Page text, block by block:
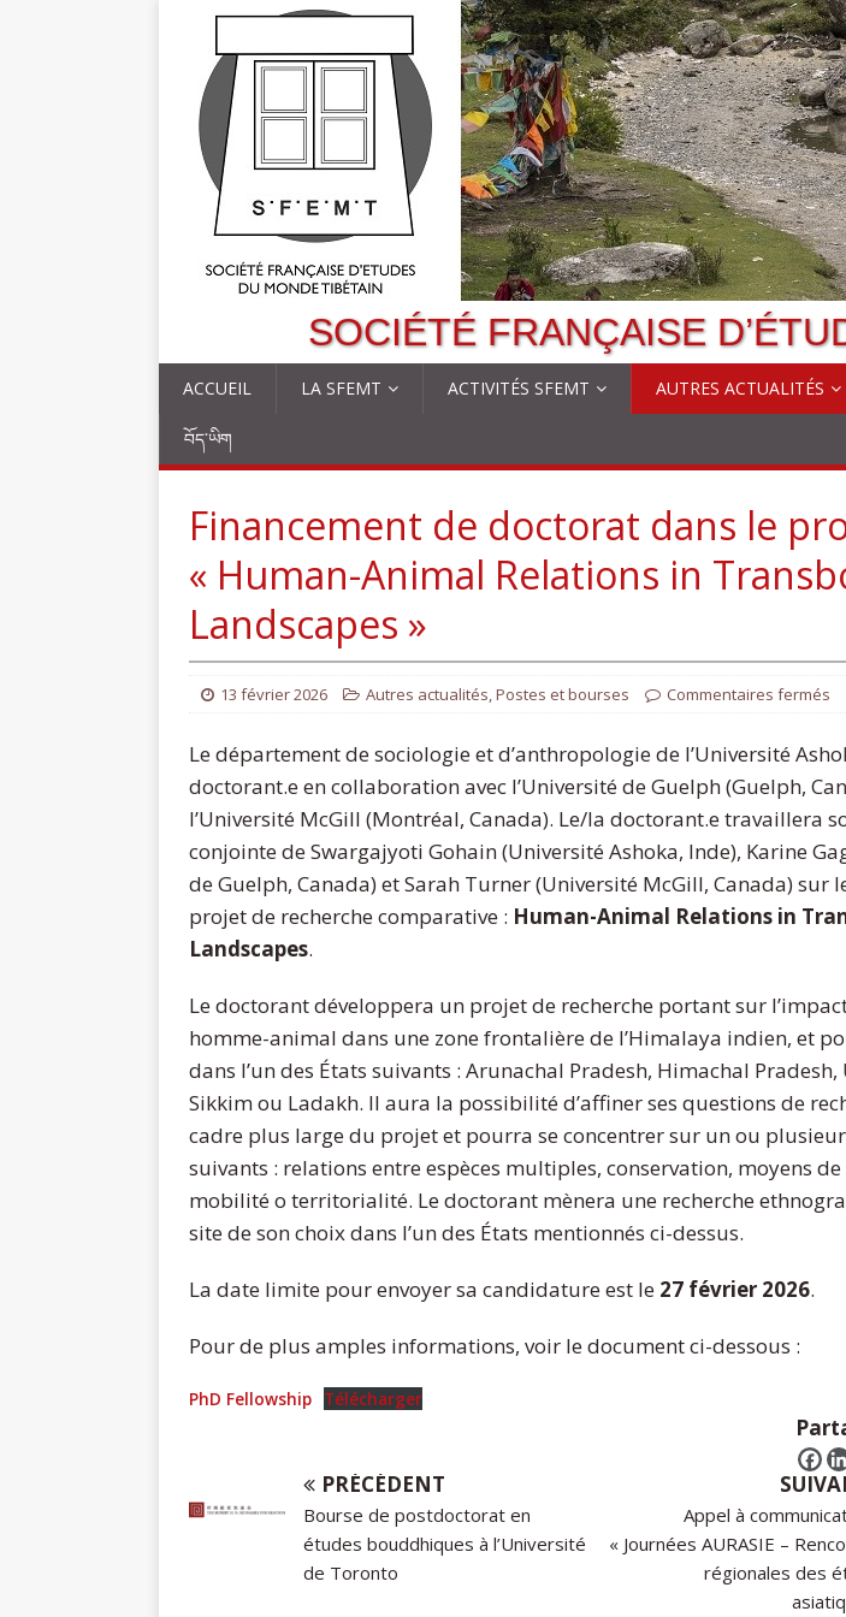
SOCIÉTÉ FRANÇAISE
ACCUEIL LA SFEMT ACTIVITÉS SFEMT AUTRES ACTUALITÉS
བོད་ཡིག
Financement de doctorat dans le
« Human-Animal Relations in
Landscapes »
13 février 2026 Autres actualités,Postes et bourses Commentaires fermés
Le département de sociologie et d’anthropologie de l’Université
doctorant.e en collaboration avec l’Université de Guelph (Guelph,
l’Université McGill (Montréal, Canada). Le/la doctorant.e travaillera
conjointe de Swargajyoti Gohain (Université Ashoka, Inde), Karine
de Guelph, Canada) et Sarah Turner (Université McGill, Canada) sur
projet de recherche comparative : Human-Animal Relations in
Landscapes.
Le doctorant développera un projet de recherche portant sur
homme-animal dans une zone frontalière de l’Himalaya indien, et
dans l’un des États suivants : Arunachal Pradesh, Himachal
Sikkim ou Ladakh. Il aura la possibilité d’affiner ses questions de
cadre plus large du projet et pourra se concentrer sur un ou
suivants : relations entre espèces multiples, conservation, moyens
mobilité o territorialité. Le doctorant mènera une recherche
site de son choix dans l’un des États mentionnés ci-dessus.
La date limite pour envoyer sa candidature est le 27 février 2026.
Pour de plus amples informations, voir le document ci-dessous :
PhD Fellowship Télécharger
PRÉCÉDENT
Bourse de postdoctorat en
études bouddhiques à l’Université
de Toronto
Appel à
« Journées AURASIE –
régionales des